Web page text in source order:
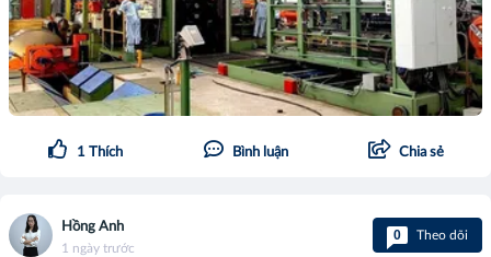
1 Thích Bình luận Chia sẻ
Hồng Anh
1 ngày trước
0 Theo dõi